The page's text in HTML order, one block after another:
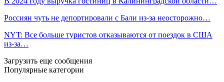
Россиян чуть не депортировали с Бали из-за неосторожно…
NYT: Все больше туристов отказываются от поездок в США
из-за…
Загрузить еще сообщения
Популярные категории